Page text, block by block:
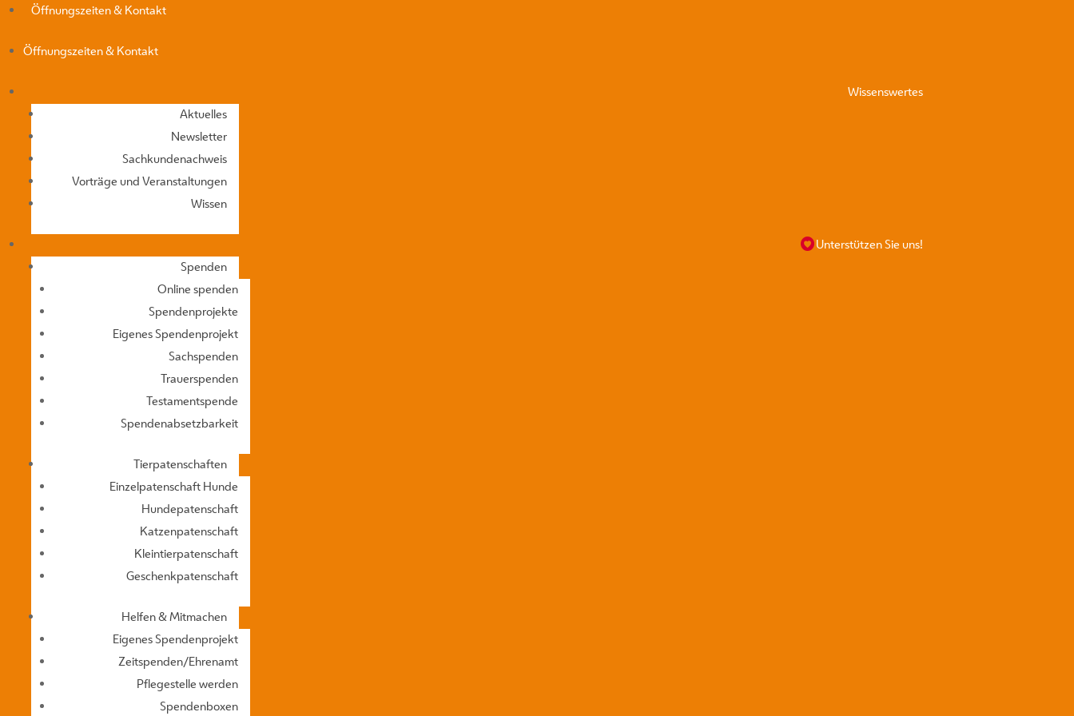
Öffnungszeiten & Kontakt
Öffnungszeiten & Kontakt
Wissenswertes
Aktuelles
Newsletter
Sachkundenachweis
Vorträge und Veranstaltungen
Wissen
Unterstützen Sie uns!
Spenden
Online spenden
Spendenprojekte
Eigenes Spendenprojekt
Sachspenden
Trauerspenden
Testamentspende
Spendenabsetzbarkeit
Tierpatenschaften
Einzelpatenschaft Hunde
Hundepatenschaft
Katzenpatenschaft
Kleintierpatenschaft
Geschenkpatenschaft
Helfen & Mitmachen
Eigenes Spendenprojekt
Zeitspenden/Ehrenamt
Pflegestelle werden
Spendenboxen
„Animal Hoarding“: Wenn Haustiere gehortet werden